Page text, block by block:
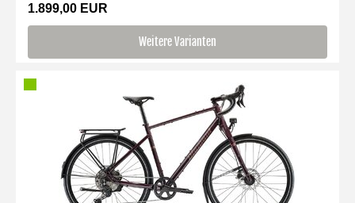
1.899,00 EUR
Weitere Varianten